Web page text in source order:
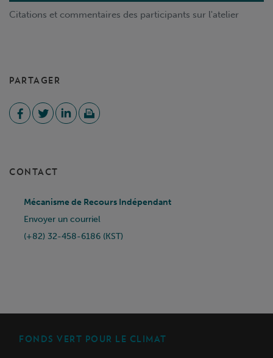
Citations et commentaires des participants sur l'atelier
PARTAGER
CONTACT
Mécanisme de Recours Indépendant
Envoyer un courriel
(+82) 32-458-6186 (KST)
FONDS VERT POUR LE CLIMAT